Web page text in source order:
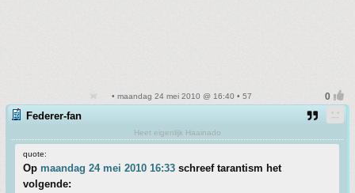
• maandag 24 mei 2010 @ 16:40 • 57
Federer-fan
Heet eigenlijk Haainado
quote:
Op maandag 24 mei 2010 16:33 schreef tarantism het
volgende: